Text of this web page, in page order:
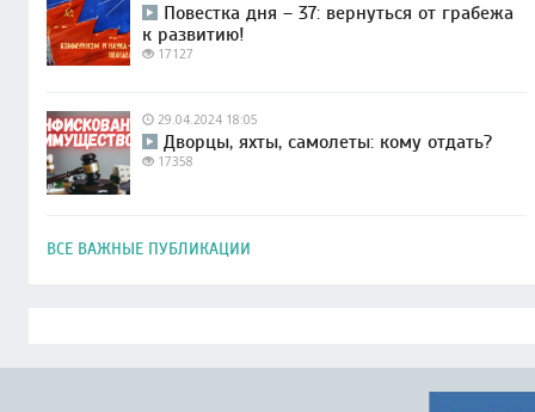
Повестка дня – 37: вернуться от грабежа
к развитию!
17127
29.04.2024 18:05
Дворцы, яхты, самолеты: кому отдать?
17358
ВСЕ ВАЖНЫЕ ПУБЛИКАЦИИ